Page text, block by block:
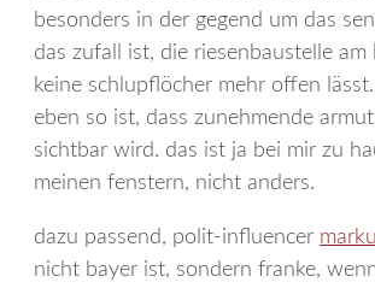
besonders in der gegend um das
das zufall ist, die riesenbaustelle
keine schlupflöcher mehr offen
eben so ist, dass zunehmende armut
sichtbar wird. das ist ja bei mir zu
meinen fenstern, nicht anders.
dazu passend, polit-influencer
nicht bayer ist, sondern franke,